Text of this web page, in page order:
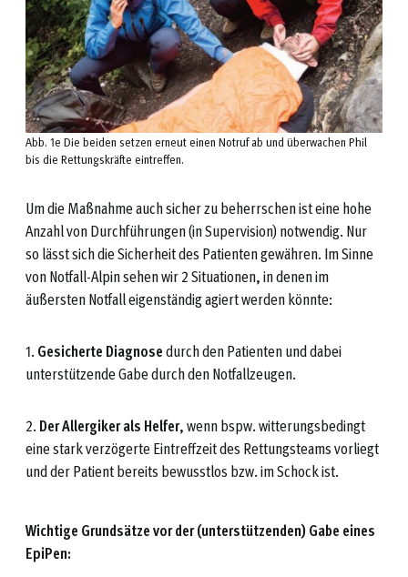
Abb. 1e Die beiden setzen erneut einen Notruf ab und überwachen Phil
bis die Rettungskräfte eintreffen.
Um die Maßnahme auch sicher zu beherrschen ist eine hohe
Anzahl von Durchführungen (in Supervision) notwendig. Nur
so lässt sich die Sicherheit des Patienten gewähren. Im Sinne
von Notfall-Alpin sehen wir 2 Situationen, in denen im
äußersten Notfall eigenständig agiert werden könnte:
1. Gesicherte Diagnosedurch den Patienten und dabei
unterstützende Gabe durch den Notfallzeugen.
2. Der Allergiker als Helfer, wenn bspw. witterungsbedingt
eine stark verzögerte Eintreffzeit des Rettungsteams vorliegt
und der Patient bereits bewusstlos bzw. im Schock ist.
Wichtige Grundsätze vor der (unterstützenden) Gabe eines
EpiPen: